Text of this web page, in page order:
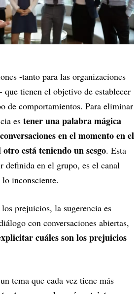
-tanto para las organizaciones
que tienen el objetivo de establecer
de comportamientos. Para eliminar
es tener una palabra mágica
en el momento en el
otro está teniendo un sesgo. Esta
definida en el grupo, es el canal
inconsciente.
prejuicios, la sugerencia es
con conversaciones abiertas,
cuáles son los prejuicios
tema que cada vez tiene más